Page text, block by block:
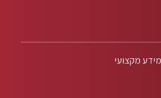
מידע מקצועי